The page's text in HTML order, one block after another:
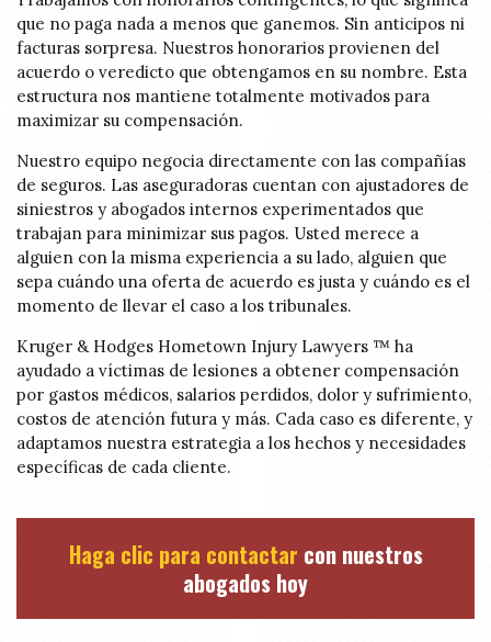
que no paga nada a menos que ganemos. Sin anticipos ni
facturas sorpresa. Nuestros honorarios provienen del
acuerdo o veredicto que obtengamos en su nombre. Esta
estructura nos mantiene totalmente motivados para
maximizar su compensación.
Nuestro equipo negocia directamente con las compañías
de seguros. Las aseguradoras cuentan con ajustadores de
siniestros y abogados internos experimentados que
trabajan para minimizar sus pagos. Usted merece a
alguien con la misma experiencia a su lado, alguien que
sepa cuándo una oferta de acuerdo es justa y cuándo es el
momento de llevar el caso a los tribunales.
Kruger & Hodges Hometown Injury Lawyers ™ ha
ayudado a víctimas de lesiones a obtener compensación
por gastos médicos, salarios perdidos, dolor y sufrimiento,
costos de atención futura y más. Cada caso es diferente, y
adaptamos nuestra estrategia a los hechos y necesidades
específicas de cada cliente.
Haga clic para contactar con nuestros
abogados hoy